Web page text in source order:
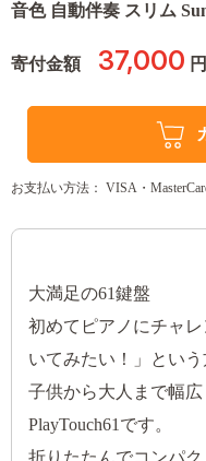
音色 自動伴奏 スリム
寄付金額 37,000 円
お支払い方法： VISA・
大満足の61鍵盤
初めてピアノにチャ
いてみたい！」とい
子供から大人まで幅
PlayTouch61です。